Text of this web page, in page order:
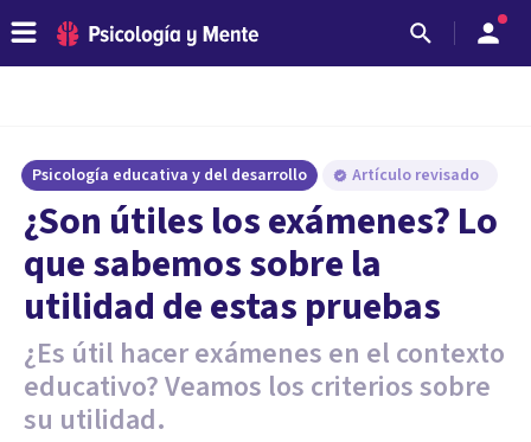
Psicología educativa y del desarrollo Artículo revisado
¿Son útiles los exámenes? Lo
que sabemos sobre la
utilidad de estas pruebas
¿Es útil hacer exámenes en el contexto
educativo? Veamos los criterios sobre
su utilidad.